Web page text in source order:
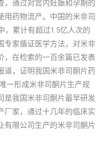
，通过对宫内妊娠和孕期的
用药物流产。中国的米非司
，累计有超过1.5亿人次的
专家循证医学方法，对米非
，在检索的一百余篇已发表
道，证明我国米非司酮片药
一形成米非司酮片生产规
是我国米非司酮片最早研发
厂家，通过十几年的临床实
有限公司生产的米非司酮片